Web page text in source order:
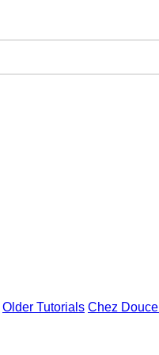
Older Tutorials Chez